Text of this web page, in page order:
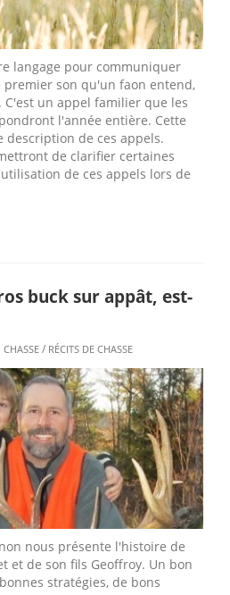
langage pour communiquer
premier son qu'un faon entend,
C'est un appel familier que les
l'année entière. Cette
description de ces appels.
de clarifier certaines
de ces appels lors de
buck sur appât, est-
CHASSE / RÉCITS DE CHASSE
nous présente l'histoire de
et de son fils Geoffroy. Un bon
stratégies, de bons